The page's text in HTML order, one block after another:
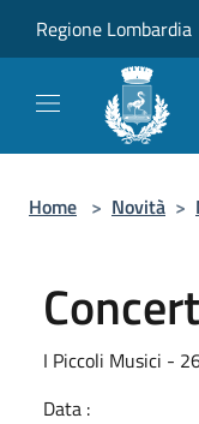
Regione Lombardia
Home > Novità >
I Piccoli Musici -
Data :